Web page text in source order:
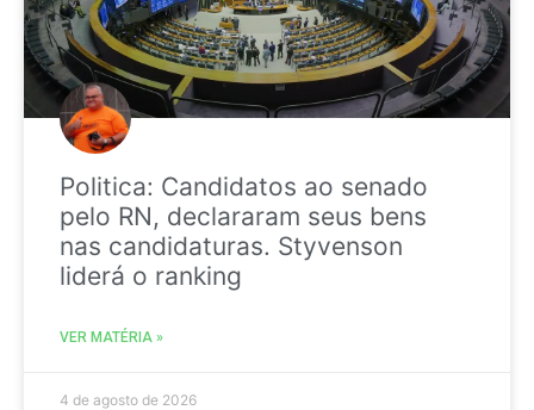
Politica: Candidatos ao senado
pelo RN, declararam seus bens
nas candidaturas. Styvenson
liderá o ranking
VER MATÉRIA »
4 de agosto de 2026